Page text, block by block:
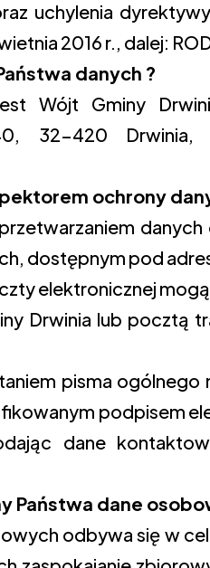
uchylenia
2016 r., dalej:
danych ?
Wójt Gminy
40, 32-420
ochrony
dostępnym pod
elektronicznej
Drwinia lub pocztą
pisma
podpisem
dane
Państwa dane
odbywa się w